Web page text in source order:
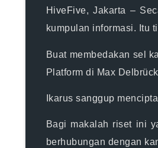
HiveFive, Jakarta –
kumpulan informasi. Itu
Buat membedakan sel
Platform di Max
Ikarussanggup
Bagi makalah riset ini
berhubungan dengan